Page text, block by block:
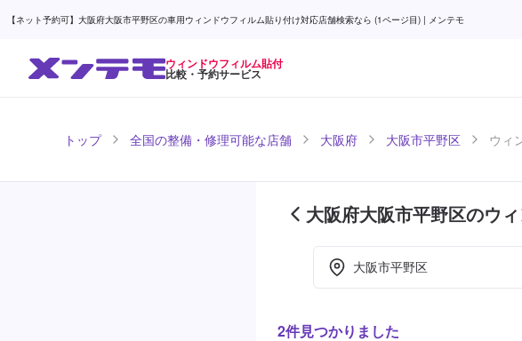
【ネット予約可】大阪府大阪市平野区の車用ウィンドウフィルム貼り付け対応店舗検索なら (1ページ目) | メンテモ
ウィンドウフィルム貼付
比較・予約サービス
トップ 全国の整備・修理可能な店舗 大阪府 大阪市平野区 ウィ
大阪府大阪市平野区のウ
紹介 (1ページ目)
大阪市平野区
2件見つかりました